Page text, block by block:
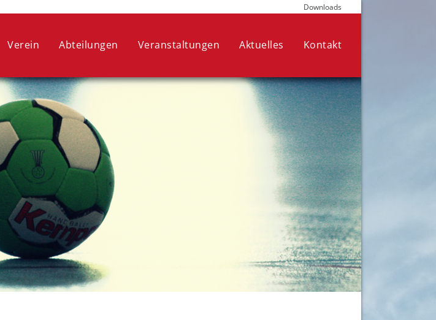
zu bieten. Dazu zählen Cookies, die für den Betrieb der Seite
genutzt werden. Sie können Ihre Auswahl jederzeit in den
EINSTELLUNGEN
ABLEHNEN
AUSWÄHLEN
Downloads
Verein Abteilungen Veranstaltungen Aktuelles Kontakt